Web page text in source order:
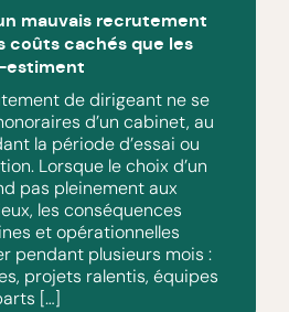
mauvais recrutement
coûts cachés que les
estiment
de dirigeant ne se
d’un cabinet, au
la période d’essai ou
Lorsque le choix d’un
pas pleinement aux
les conséquences
et opérationnelles
pendant plusieurs mois :
projets ralentis, équipes
[…]